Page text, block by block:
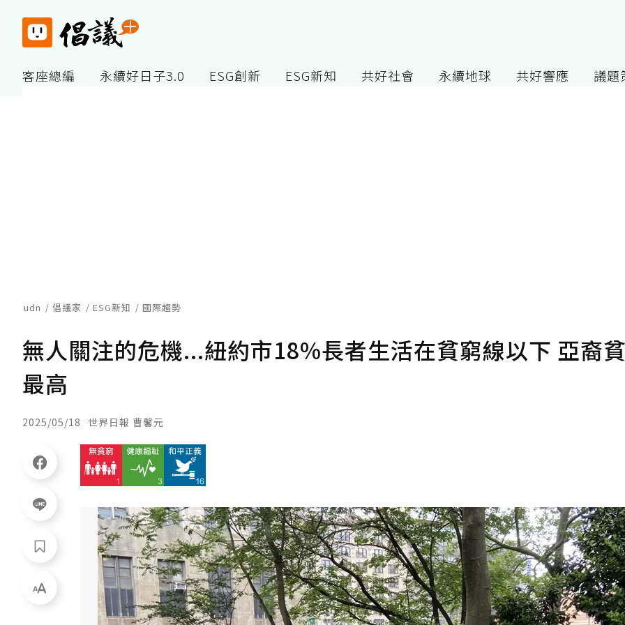
客座總編 永續好日子3.0 ESG創新 ESG新知 共好社會 永續地球 共好響應 議題
udn 倡議家 ESG新知 國際趨勢
無人關注的危機...紐約市18%長者生活在貧窮線以下 亞裔
最高
2025/05/18 世界日報 曹馨元